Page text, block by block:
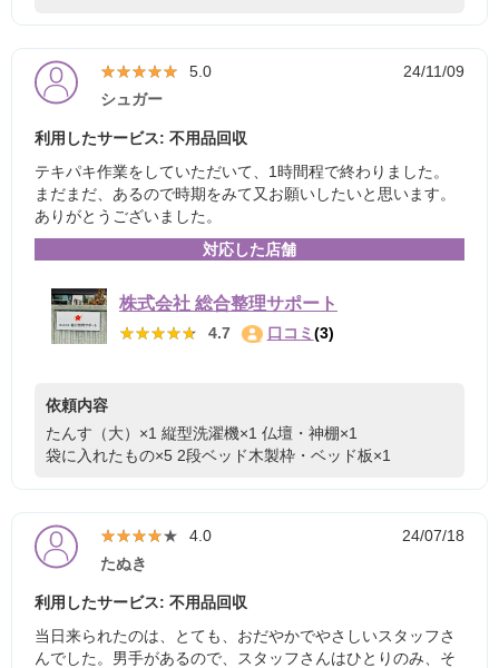
★★★★★
★★★★★ 5.0
24/11/09
シュガー
利用したサービス: 不用品回収
テキパキ作業をしていただいて、1時間程で終わりました。
まだまだ、あるので時期をみて又お願いしたいと思います。
ありがとうございました。
対応した店舗
株式会社 総合整理サポート
★★★★★
★★★★★ 4.7 口コミ (3)
依頼内容
たんす（大）×1 縦型洗濯機×1 仏壇・神棚×1
袋に入れたもの×5 2段ベッド木製枠・ベッド板×1
★★★★★
★★★★★ 4.0
24/07/18
たぬき
利用したサービス: 不用品回収
当日来られたのは、とても、おだやかでやさしいスタッフさ
んでした。男手があるので、スタッフさんはひとりのみ、そ